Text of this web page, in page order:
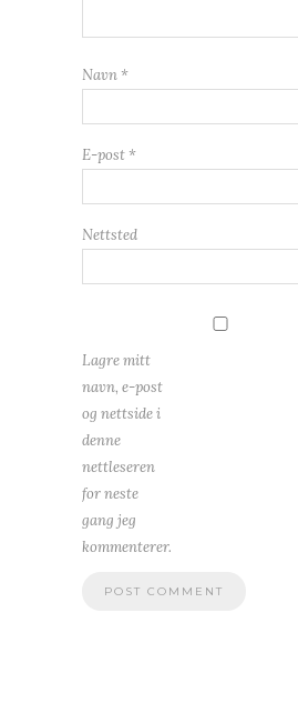
Navn *
E-post *
Nettsted
Lagre mitt
navn, e-post
og nettside i
denne
nettleseren
for neste
gang jeg
kommenterer.